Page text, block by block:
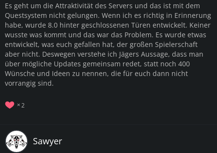
Es geht um die Attraktivität des Servers und das ist mit dem
Questsystem nicht gelungen. Wenn ich es richtig in Erinnerung
habe, wurde 8.0 hinter geschlossenen Türen entwickelt. Keiner
wusste was kommt und das war das Problem. Es wurde etwas
entwickelt, was euch gefallen hat, der großen Spielerschaft
aber nicht. Deswegen verstehe ich Jägers Aussage, dass man
über mögliche Updates gemeinsam redet, statt noch 400
Wünsche und Ideen zu nennen, die für euch dann nicht
vorrangig sind.
2
Sawyer